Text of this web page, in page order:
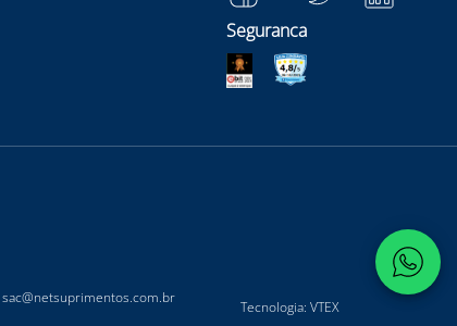
Seguranca
sac@netsuprimentos.com.br
Tecnologia: VTEX